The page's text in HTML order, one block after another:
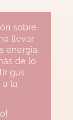
sobre
llevar
energia,
de lo
gus
a la